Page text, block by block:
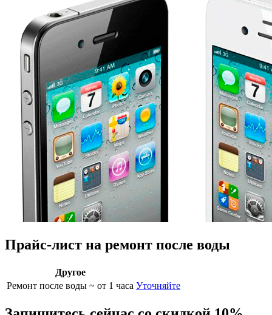
Прайс-лист на ремонт после воды
Другое
Ремонт после воды ~ от 1 часа Уточняйте